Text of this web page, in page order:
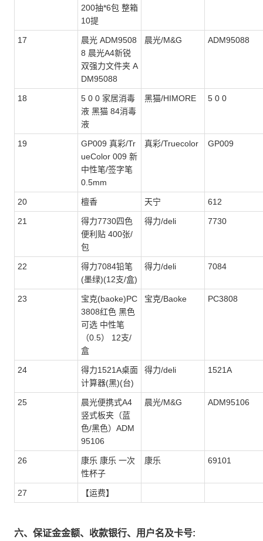
200抽*6包 整箱
10提
17
晨光 ADM9508
8 晨光A4新锐
双强力文件夹 A
DM95088
晨光/M&G ADM95088
18
5 0 0 家居消毒
液 黑猫 84消毒
液
黑猫/HIMORE 5 0 0
19
GP009 真彩/Tr
ueColor 009 新
中性笔/签字笔
0.5mm
真彩/Truecolor GP009
20 檀香 天宁 612
21
得力7730四色
便利贴 400张/
包
得力/deli 7730
22
得力7084铅笔
(墨绿)(12支/盒)
得力/deli 7084
23
宝克(baoke)PC
3808红色 黑色
可选 中性笔
（0.5） 12支/
盒
宝克/Baoke PC3808
24
得力1521A桌面
计算器(黑)(台)
得力/deli 1521A
25
晨光便携式A4
竖式板夹（蓝
色/黑色）ADM
95106
晨光/M&G ADM95106
26
康乐 康乐 一次
性杯子
康乐 69101
27 【运费】
六、保证金金额、收款银行、用户名及卡号: